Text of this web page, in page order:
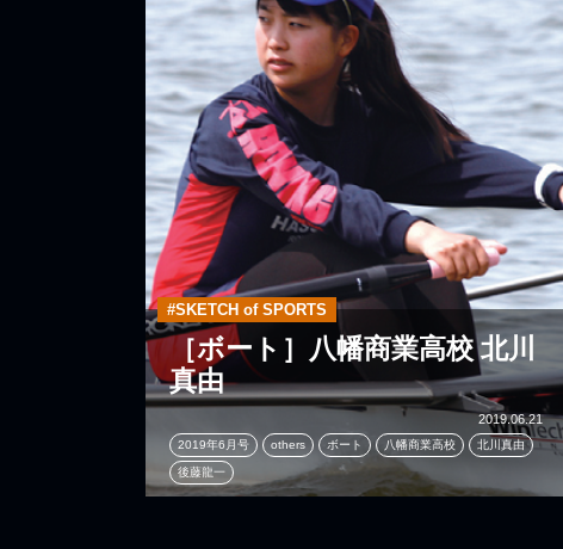
#SKETCH of SPORTS
［ボート］八幡商業高校 北川
真由
2019.06.21
2019年6月号 others ボート 八幡商業高校 北川真由
後藤龍一